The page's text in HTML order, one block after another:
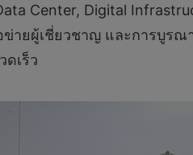
Center, Digital
ข่ายผู้เชี่ยวชาญ และการบูร
ดเร็ว